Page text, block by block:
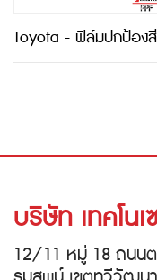
Toyota - ฟิล์มปกป้องสี
บริษัท เทคโน
12/11 หมู่ 18 ถนน